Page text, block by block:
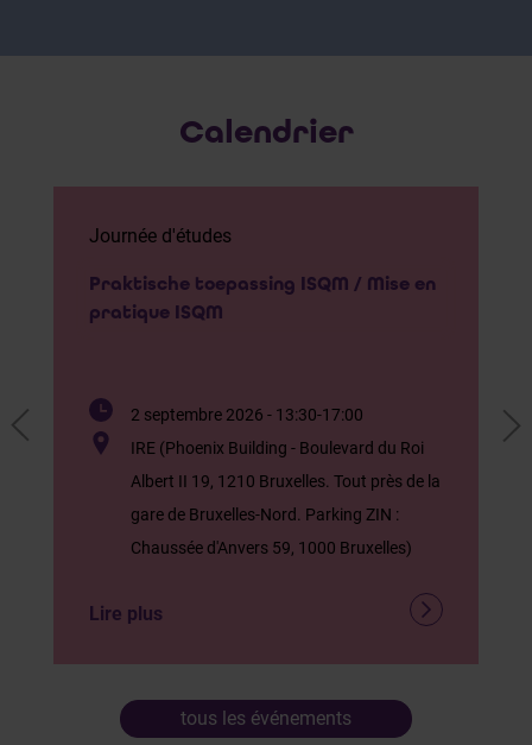
Calendrier
Journée d'études
Praktische toepassing ISQM / Mise en
pratique ISQM
2 septembre 2026 - 13:30-17:00
IRE (Phoenix Building - Boulevard du Roi
Albert II 19, 1210 Bruxelles. Tout près de la
gare de Bruxelles-Nord. Parking ZIN :
Chaussée d'Anvers 59, 1000 Bruxelles)
Lire plus
tous les événements